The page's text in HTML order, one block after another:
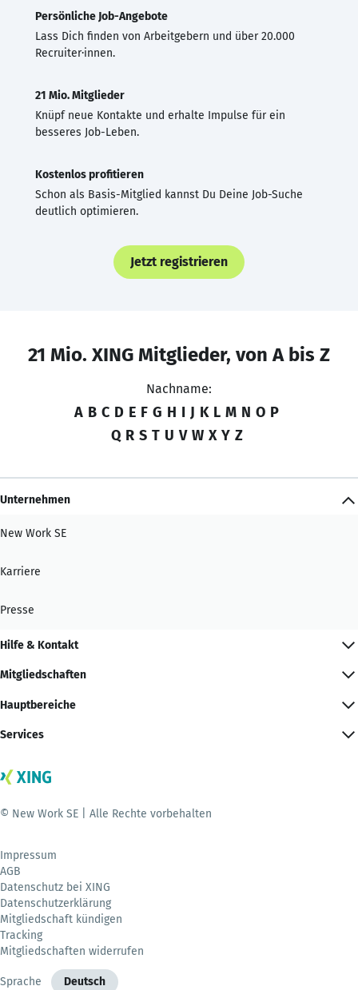
Persönliche Job-Angebote
Lass Dich finden von Arbeitgebern und über 20.000
Recruiter·innen.
21 Mio. Mitglieder
Knüpf neue Kontakte und erhalte Impulse für ein
besseres Job-Leben.
Kostenlos profitieren
Schon als Basis-Mitglied kannst Du Deine Job-Suche
deutlich optimieren.
Jetzt registrieren
21 Mio. XING Mitglieder, von A bis Z
Nachname:
A B C D E F G H I J K L M N O P
Q R S T U V W X Y Z
Unternehmen
New Work SE
Karriere
Presse
Hilfe & Kontakt
Mitgliedschaften
Hauptbereiche
Services
© New Work SE | Alle Rechte vorbehalten
Impressum
AGB
Datenschutz bei XING
Datenschutzerklärung
Mitgliedschaft kündigen
Tracking
Mitgliedschaften widerrufen
Sprache Deutsch